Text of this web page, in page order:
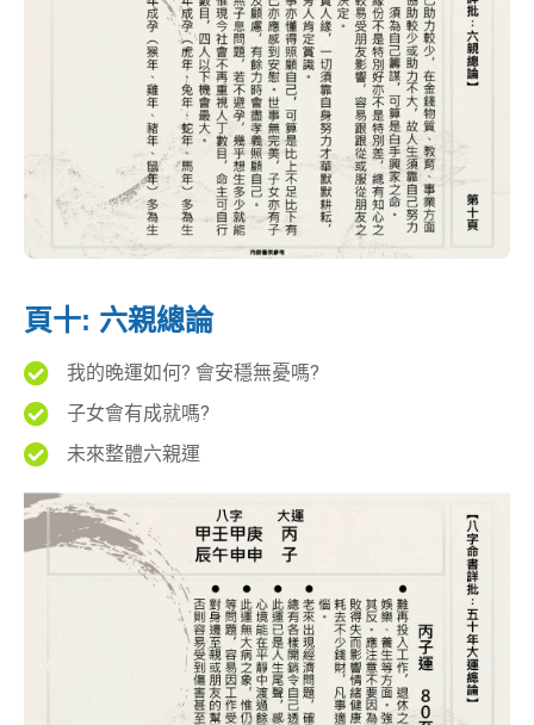
頁十: 六親總論
我的晚運如何? 會安穩無憂嗎?
子女會有成就嗎?
未來整體六親運